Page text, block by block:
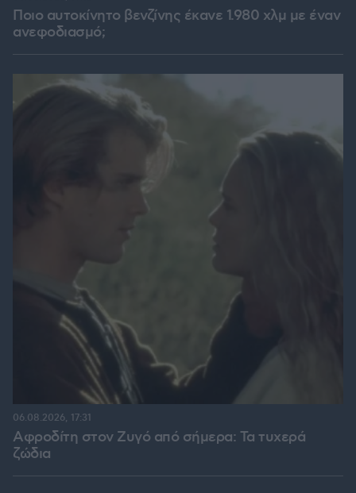
Ποιο αυτοκίνητο βενζίνης έκανε 1.980 χλμ με έναν
ανεφοδιασμό;
Αφροδίτη στον Ζυγό από σήμερα: Τα τυχερά
ζώδια
06.08.2026, 17:31